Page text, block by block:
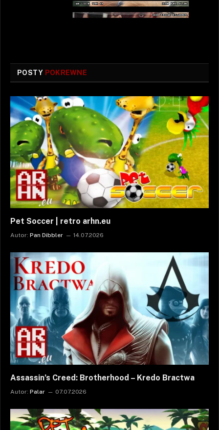
POSTY POKREWNE
Pet Soccer | retro arhn.eu
Autor: Pan Dibbler 14.07.2026
Assassin’s Creed: Brotherhood – Kredo Bractwa
Autor: Palar 07.07.2026